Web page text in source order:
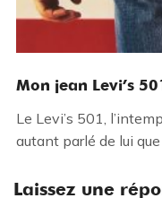
Mon jean Levi’s
Le Levi’s 501,
autant parlé de lui que
Laissez une